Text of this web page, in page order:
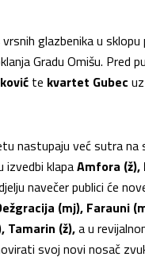
glazbenika u
Gradu Omišu. Pred
te kvartet Gubec
nastupaju već sutra
izvedbi klapaAmfora (ž),
navečer publici će
(mj), Farauni
Tamarin (ž),a u
svoj novi nosač